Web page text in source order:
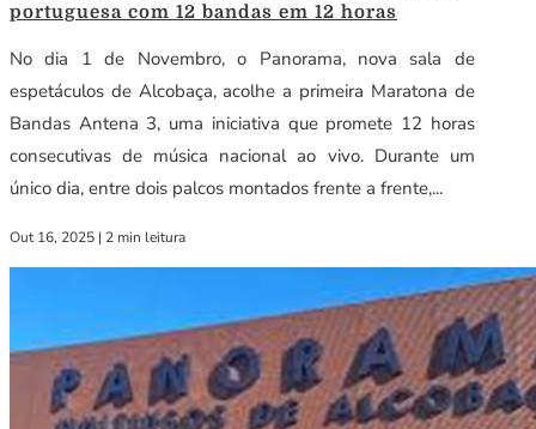
portuguesa com 12 bandas em 12 horas
No dia 1 de Novembro, o Panorama, nova sala de
espetáculos de Alcobaça, acolhe a primeira Maratona de
Bandas Antena 3, uma iniciativa que promete 12 horas
consecutivas de música nacional ao vivo. Durante um
único dia, entre dois palcos montados frente a frente,...
Out 16, 2025 | 2 min leitura